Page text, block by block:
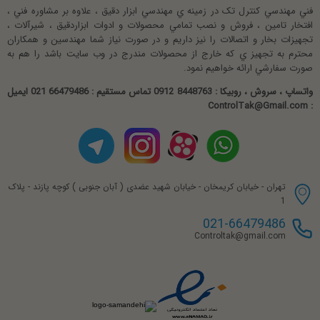
حاکی از کیفیت بالاست .
از ویژگی های شیر پروانه ی گیربکسی به موارد ذیل اشاره داریم :
گیربکس ماکزیمم PN16
فروش شیر پروانه ای گیربکسی
فروش شیر پروانه ای گیر بکسی اینسترومیت نیز همچون سایر شیرالات ،
" قرار دارد . فروش شیر پروانه ای گیربکسی در سایزهای متنوع با نازلترین
قیمت و قیمت رقابتی به صورت تخصصی صورت می پذیرد . قابل ذکر
است فروش شیر پروانه ی گیربکسی اینسترومیت ، جهت همکاران و
مشاهده سایر محصولات شیر پروانه ای به بخش
رجوع نموده و همچنین جهت استعلام قیمت و موجودی یا راهنمایی
بیشتر با واحد فروش شیر پروانه ای گیربکسی کنترل تک در تماس باشید .
جواهریان
آقا خدا خیرت بده.20 اینجش عالی بود
قیمت مناسب و کیفیت بالا
فني مهندسي کنترل تک در زمينه ي مهندسي ابزار دقيق ، علاوه بر مشاوره فني ،
افتخار تامين ، فروش و نصب تمامي محصولات و ادوات ابزاردقيق ، شيرآلات ،
تجهيزات بخار و اتصالات را نيز داريم و در صورت نياز شما مهندسين و همکاران
محترم به تجهيز ي که خارج از محصولات مندرج در وب سايت باشد را هم به
صورت سفارشي ارائه خواهيم نمود.
واتساپ ، سروش ، روبیکا : 8448763 0912 تماس مستقیم : 66479486 021 ایمیل
: ControlTak@Gmail.com
تهران - خیابان کریمخان - خیابان شهید عضدی ( آبان جنوبی ) کوچه پازند - پلاک
1
021-66479486
Controltak@gmail.com